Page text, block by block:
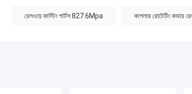
রেলওয়ে কাস্টিং পার্টস 827.6Mpa কাপলার রোটেটিং কভার